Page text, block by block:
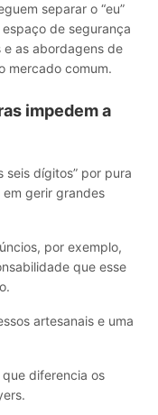
separar o “eu”
de segurança
as abordagens de
mercado comum.
impedem a
seis dígitos” por pura
gerir grandes
por exemplo,
que esse
artesanais e uma
diferencia os